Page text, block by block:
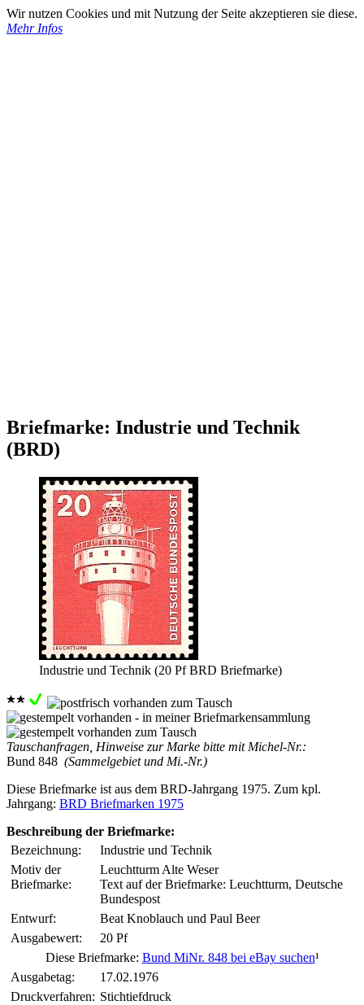
Wir nutzen Cookies und mit Nutzung der Seite akzeptieren sie diese.
Mehr Infos
Briefmarke: Industrie und Technik
(BRD)
Industrie und Technik (20 Pf BRD Briefmarke)
Tauschanfragen, Hinweise zur Marke bitte mit Michel-Nr.:
Bund 848 (Sammelgebiet und Mi.-Nr.)
Diese Briefmarke ist aus dem BRD-Jahrgang 1975. Zum kpl.
Jahrgang: BRD Briefmarken 1975
Beschreibung der Briefmarke:
Bezeichnung:
Industrie und Technik
Motiv der
Briefmarke:
Leuchtturm Alte Weser
Text auf der Briefmarke: Leuchtturm, Deutsche
Bundespost
Entwurf:
Beat Knoblauch und Paul Beer
Ausgabewert:
20 Pf
Diese Briefmarke: Bund MiNr. 848 bei eBay suchen¹
Ausgabetag:
17.02.1976
Druckverfahren: Stichtiefdruck